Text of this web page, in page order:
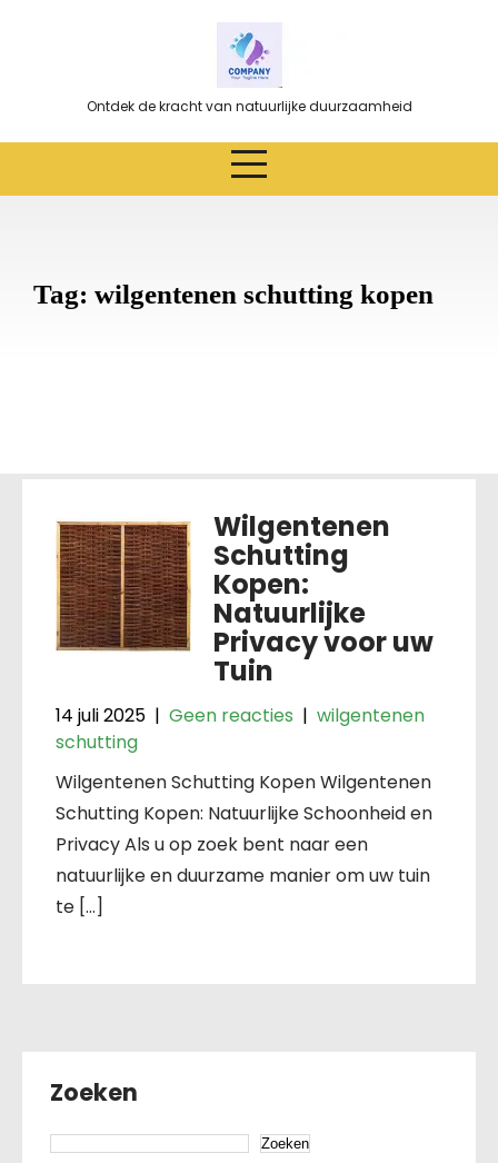
Ontdek de kracht van natuurlijke duurzaamheid
Tag: wilgentenen schutting kopen
Wilgentenen
Schutting
Kopen:
Natuurlijke
Privacy voor uw
Tuin
14 juli 2025 | Geen reacties | wilgentenen
schutting
Wilgentenen Schutting Kopen Wilgentenen
Schutting Kopen: Natuurlijke Schoonheid en
Privacy Als u op zoek bent naar een
natuurlijke en duurzame manier om uw tuin
te […]
Zoeken
Zoeken